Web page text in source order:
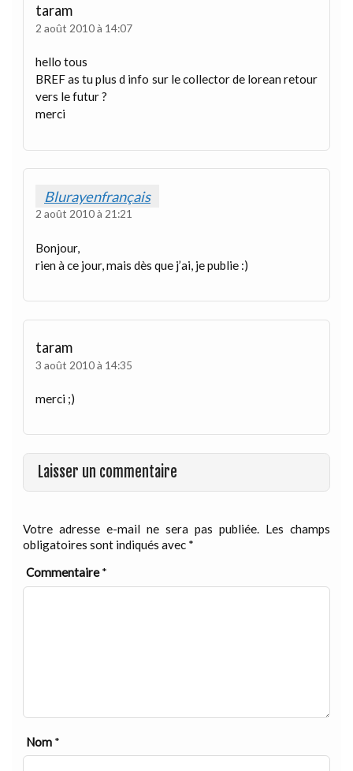
taram
2 août 2010 à 14:07
hello tous
BREF as tu plus d info sur le collector de lorean retour
vers le futur ?
merci
Blurayenfrançais
2 août 2010 à 21:21
Bonjour,
rien à ce jour, mais dès que j’ai, je publie :)
taram
3 août 2010 à 14:35
merci ;)
Laisser un commentaire
Votre adresse e-mail ne sera pas publiée. Les champs
obligatoires sont indiqués avec *
Commentaire*
Nom *